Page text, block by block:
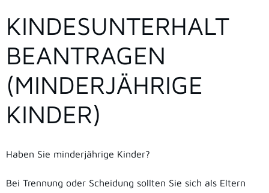
KINDESUNTERHALT
BEANTRAGEN
(MINDERJÄHRIGE
KINDER)
Haben Sie minderjährige Kinder?
Bei Trennung oder Scheidung sollten Sie sich als Eltern